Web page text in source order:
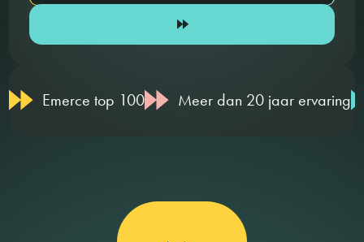
Emerce top 100 Meer dan 20 jaar ervaring